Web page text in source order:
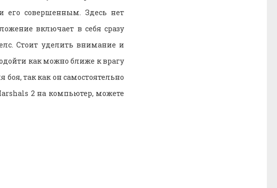
его совершенным. Здесь нет
включает в себя сразу
Стоит уделить внимание и
как можно ближе к врагу
боя, так как он самостоятельно
2 на компьютер, можете